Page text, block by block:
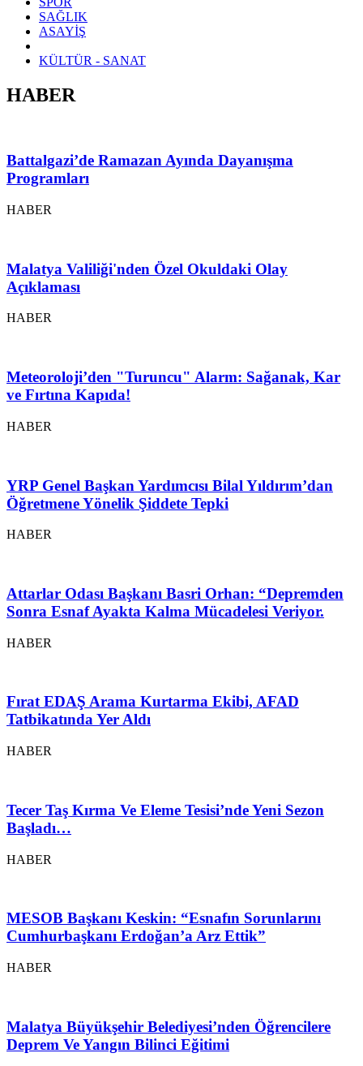
SAĞLIK
ASAYİŞ
KÜLTÜR - SANAT
HABER
Battalgazi’de Ramazan Ayında Dayanışma
Programları
HABER
Malatya Valiliği'nden Özel Okuldaki Olay
Açıklaması
HABER
Meteoroloji’den "Turuncu" Alarm: Sağanak, Kar
ve Fırtına Kapıda!
HABER
YRP Genel Başkan Yardımcısı Bilal Yıldırım’dan
Öğretmene Yönelik Şiddete Tepki
HABER
Attarlar Odası Başkanı Basri Orhan: “Depremden
Sonra Esnaf Ayakta Kalma Mücadelesi Veriyor.
HABER
Fırat EDAŞ Arama Kurtarma Ekibi, AFAD
Tatbikatında Yer Aldı
HABER
Tecer Taş Kırma Ve Eleme Tesisi’nde Yeni Sezon
Başladı…
HABER
MESOB Başkanı Keskin: “Esnafın Sorunlarını
Cumhurbaşkanı Erdoğan’a Arz Ettik”
HABER
Malatya Büyükşehir Belediyesi’nden Öğrencilere
Deprem Ve Yangın Bilinci Eğitimi